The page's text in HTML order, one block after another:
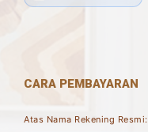
CARA PEMBAYARAN
Atas Nama Rekening Resmi: